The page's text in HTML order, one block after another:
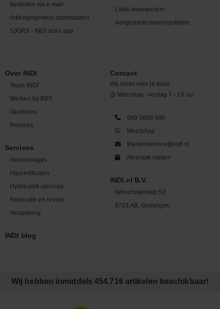
Bestellen via e-mail
Artikelgegevens downloaden
SJORS - INDI scan app
Links leveranciers
Aangepaste openingstijden
Over INDI
Team INDI
Werken bij INDI
Vacatures
Reviews
Services
Assemblages
Hijscertificaten
Hydrauliek services
Reparatie en revisie
Verspaning
INDI blog
Contact
Wij staan voor je klaar.
Maandag - vrijdag 7 - 18 uur
088 0666 000
WhatsApp
klantenservice@indi.nl
Afspraak maken
INDI.nl B.V.
Winschoterdiep 50
9723 AB, Groningen
Wij hebben inmiddels 454.716 artikelen beschikbaar!